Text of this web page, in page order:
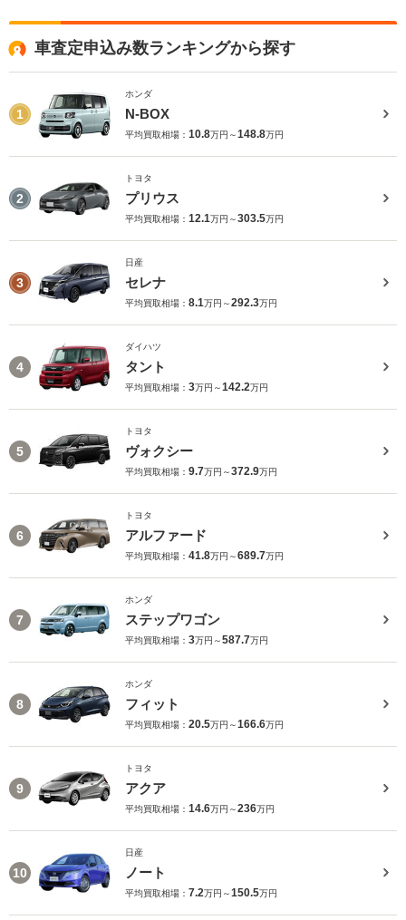
車査定申込み数ランキングから探す
1
ホンダ
N-BOX
平均買取相場： 10.8万円～148.8万円
2
トヨタ
プリウス
平均買取相場： 12.1万円～303.5万円
3
日産
セレナ
平均買取相場： 8.1万円～292.3万円
4
ダイハツ
タント
平均買取相場： 3万円～142.2万円
5
トヨタ
ヴォクシー
平均買取相場： 9.7万円～372.9万円
6
トヨタ
アルファード
平均買取相場： 41.8万円～689.7万円
7
ホンダ
ステップワゴン
平均買取相場： 3万円～587.7万円
8
ホンダ
フィット
平均買取相場： 20.5万円～166.6万円
9
トヨタ
アクア
平均買取相場： 14.6万円～236万円
10
日産
ノート
平均買取相場： 7.2万円～150.5万円